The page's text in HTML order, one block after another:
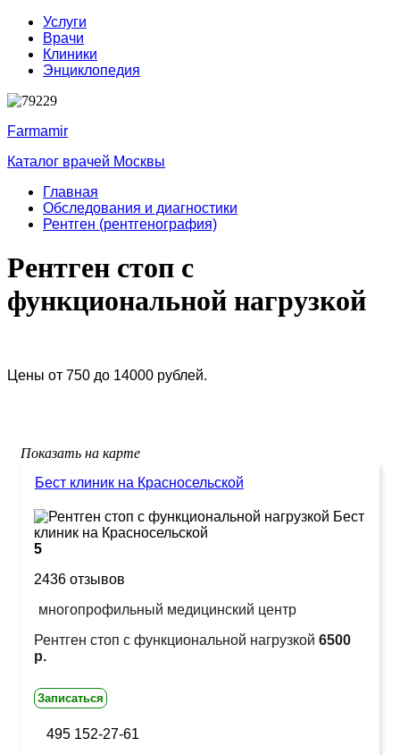
Услуги
Врачи
Клиники
Энциклопедия
Farmamir
Каталог врачей Москвы
Главная
Обследования и диагностики
Рентген (рентгенография)
Рентген стоп с
функциональной нагрузкой
Цены от 750 до 14000 рублей.
Показать на карте
Бест клиник на Красносельской
5
2436 отзывов
многопрофильный медицинский центр
Рентген стоп с функциональной нагрузкой 6500
р.
Записаться
495 152-27-61